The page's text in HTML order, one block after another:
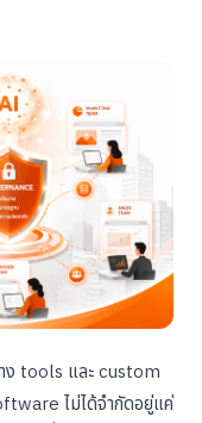
ง tools และ custom
ไม่ได้จำกัดอยู่แค่